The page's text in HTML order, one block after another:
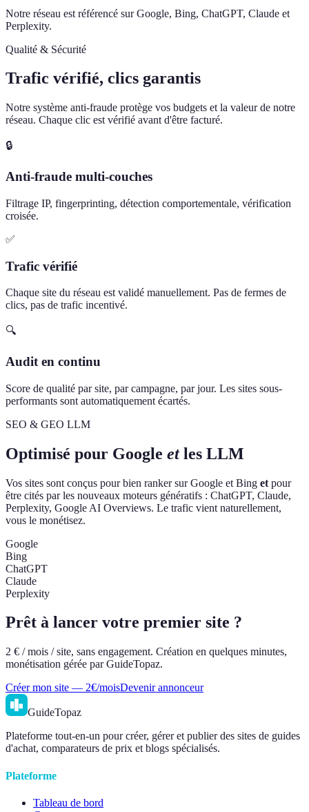
Notre réseau est référencé sur Google, Bing, ChatGPT, Claude et
Perplexity.
Qualité & Sécurité
Trafic vérifié, clics garantis
Notre système anti-fraude protège vos budgets et la valeur de notre
réseau. Chaque clic est vérifié avant d'être facturé.
🔒
Anti-fraude multi-couches
Filtrage IP, fingerprinting, détection comportementale, vérification
croisée.
✅
Trafic vérifié
Chaque site du réseau est validé manuellement. Pas de fermes de
clics, pas de trafic incentivé.
🔍
Audit en continu
Score de qualité par site, par campagne, par jour. Les sites sous-
performants sont automatiquement écartés.
SEO & GEO LLM
Optimisé pour Google et les LLM
Vos sites sont conçus pour bien ranker sur Google et Bing et pour
être cités par les nouveaux moteurs génératifs : ChatGPT, Claude,
Perplexity, Google AI Overviews. Le trafic vient naturellement,
vous le monétisez.
Google
Bing
ChatGPT
Claude
Perplexity
Prêt à lancer votre premier site ?
2 € / mois / site, sans engagement. Création en quelques minutes,
monétisation gérée par GuideTopaz.
Créer mon site — 2€/moisDevenir annonceur
GuideTopaz
Plateforme tout-en-un pour créer, gérer et publier des sites de guides
d'achat, comparateurs de prix et blogs spécialisés.
Plateforme
Tableau de bord